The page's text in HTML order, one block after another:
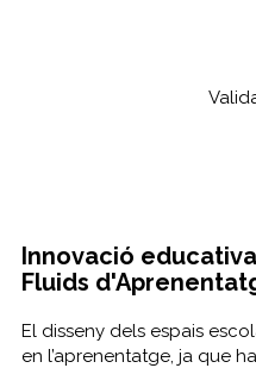
Innovació
Fluids
El disseny dels espais
en l’aprenentatge, ja que